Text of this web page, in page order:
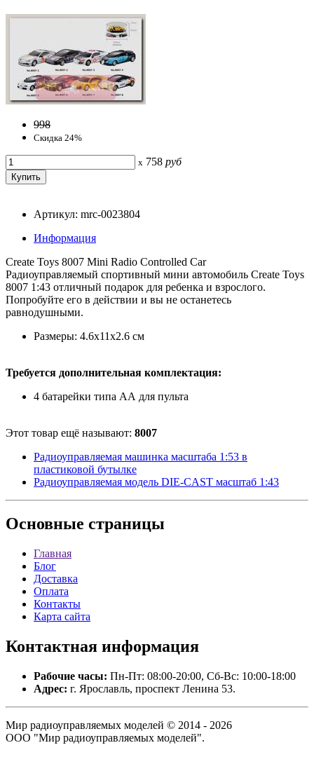
998
Скидка 24%
x 758 руб
Артикул: mrc-0023804
Информация
Create Toys 8007 Mini Radio Controlled Car
Радиоуправляемый спортивный мини автомобиль Create Toys
8007 1:43 отличный подарок для ребенка и взрослого.
Попробуйте его в действии и вы не останетесь
равнодушными.
Размеры: 4.6х11х2.6 см
Требуется дополнительная комплектация:
4 батарейки типа АА для пульта
Этот товар ещё называют: 8007
Радиоуправляемая машинка масштаба 1:53 в
пластиковой бутылке
Радиоуправляемая модель DIE-CAST масштаб 1:43
Основные страницы
Главная
Блог
Доставка
Оплата
Контакты
Карта сайта
Контактная информация
Рабочие часы: Пн-Пт: 08:00-20:00, Сб-Вс: 10:00-18:00
Адрес: г. Ярославль, проспект Ленина 53.
Мир радиоуправляемых моделей © 2014 - 2026
ООО "Мир радиоуправляемых моделей".